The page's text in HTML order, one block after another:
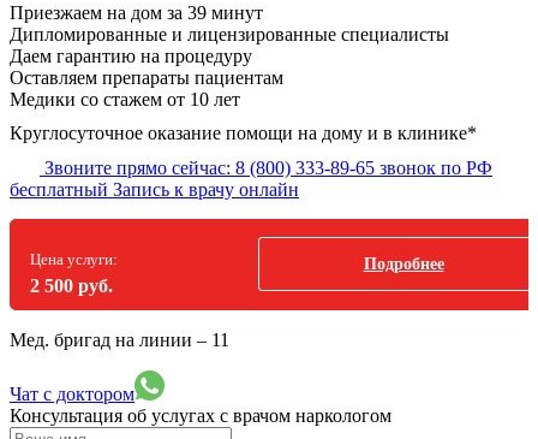
Приезжаем на дом за 39 минут
Дипломированные и лицензированные специалисты
Даем гарантию на процедуру
Оставляем препараты пациентам
Медики со стажем от 10 лет
Круглосуточное оказание помощи на дому и в клинике*
Звоните прямо сейчас: 8 (800) 333-89-65 звонок по РФ
бесплатный Запись к врачу онлайн
Цена услуги:
2 500 руб.
Подробнее
Мед. бригад на линии – 11
Чат с доктором
Консультация об услугах с врачом наркологом